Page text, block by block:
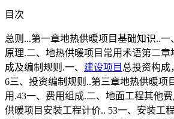
目次
总则...第一章地热供暖项目基础知识..
原理.二、地热供暖项目常用术语第二章
成及编制规则.一、 建设项目 总投资构成
6三、投资编制规则..第三章地热供暖项
用.43一、费用组成.二、地面工程其他
供暖项目安装工程计价.. 53一、安装工